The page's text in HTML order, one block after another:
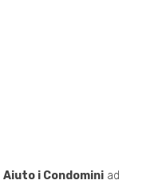
Aiuto i Condominiad